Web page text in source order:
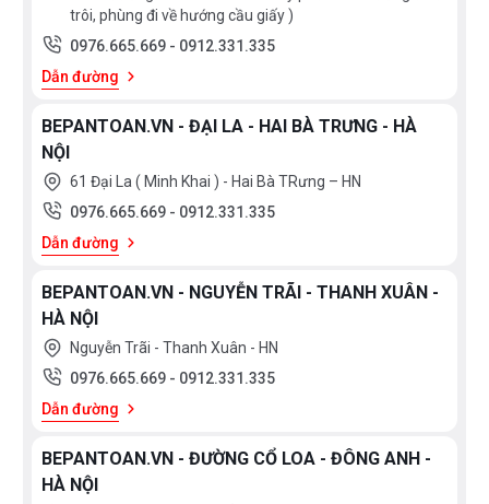
trôi, phùng đi về hướng cầu giấy )
0976.665.669 - 0912.331.335
Dẫn đường
BEPANTOAN.VN - ĐẠI LA - HAI BÀ TRƯNG - HÀ
NỘI
61 Đại La ( Minh Khai ) - Hai Bà TRưng – HN
0976.665.669 - 0912.331.335
Dẫn đường
BEPANTOAN.VN - NGUYỄN TRÃI - THANH XUÂN -
HÀ NỘI
Nguyễn Trãi - Thanh Xuân - HN
0976.665.669 - 0912.331.335
Dẫn đường
BEPANTOAN.VN - ĐƯỜNG CỔ LOA - ĐÔNG ANH -
HÀ NỘI